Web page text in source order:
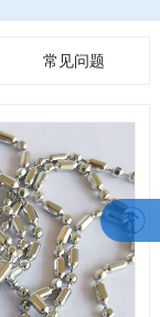
常见问题